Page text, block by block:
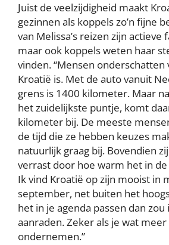
Juist de veelzijdigheid maakt
gezinnen als koppels zo’n fijne
van Melissa’s reizen zijn actieve
maar ook koppels weten haar
vinden. “Mensen onderschatten
Kroatië is. Met de auto vanuit
grens is 1400 kilometer. Maar
het zuidelijkste puntje, komt
kilometer bij. De meeste
de tijd die ze hebben keuzes
natuurlijk graag bij. Bovendien
verrast door hoe warm het in
Ik vind Kroatië op zijn mooist in
september, net buiten het
het in je agenda passen dan
aanraden. Zeker als je wat
ondernemen.”